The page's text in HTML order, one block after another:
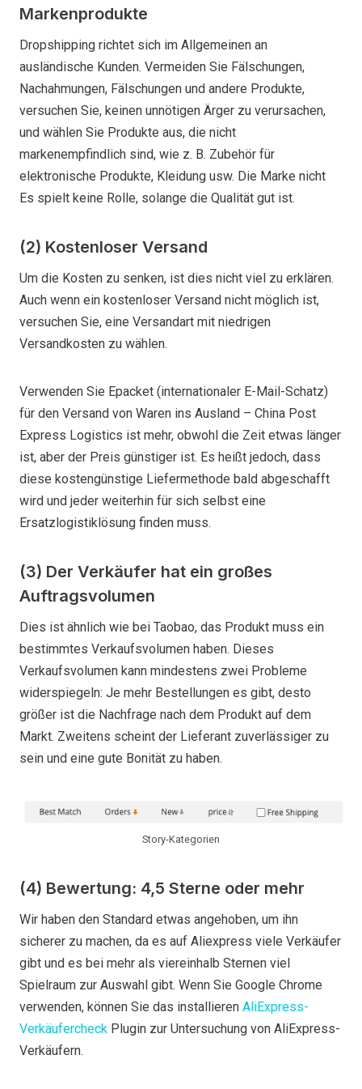
Markenprodukte
Dropshipping richtet sich im Allgemeinen an
ausländische Kunden. Vermeiden Sie Fälschungen,
Nachahmungen, Fälschungen und andere Produkte,
versuchen Sie, keinen unnötigen Ärger zu verursachen,
und wählen Sie Produkte aus, die nicht
markenempfindlich sind, wie z. B. Zubehör für
elektronische Produkte, Kleidung usw. Die Marke nicht
Es spielt keine Rolle, solange die Qualität gut ist.
(2) Kostenloser Versand
Um die Kosten zu senken, ist dies nicht viel zu erklären.
Auch wenn ein kostenloser Versand nicht möglich ist,
versuchen Sie, eine Versandart mit niedrigen
Versandkosten zu wählen.
Verwenden Sie Epacket (internationaler E-Mail-Schatz)
für den Versand von Waren ins Ausland – China Post
Express Logistics ist mehr, obwohl die Zeit etwas länger
ist, aber der Preis günstiger ist. Es heißt jedoch, dass
diese kostengünstige Liefermethode bald abgeschafft
wird und jeder weiterhin für sich selbst eine
Ersatzlogistiklösung finden muss.
(3) Der Verkäufer hat ein großes
Auftragsvolumen
Dies ist ähnlich wie bei Taobao, das Produkt muss ein
bestimmtes Verkaufsvolumen haben. Dieses
Verkaufsvolumen kann mindestens zwei Probleme
widerspiegeln: Je mehr Bestellungen es gibt, desto
größer ist die Nachfrage nach dem Produkt auf dem
Markt. Zweitens scheint der Lieferant zuverlässiger zu
sein und eine gute Bonität zu haben.
Story-Kategorien
(4) Bewertung: 4,5 Sterne oder mehr
Wir haben den Standard etwas angehoben, um ihn
sicherer zu machen, da es auf Aliexpress viele Verkäufer
gibt und es bei mehr als viereinhalb Sternen viel
Spielraum zur Auswahl gibt. Wenn Sie Google Chrome
verwenden, können Sie das installieren AliExpress-
Verkäufercheck Plugin zur Untersuchung von AliExpress-
Verkäufern.